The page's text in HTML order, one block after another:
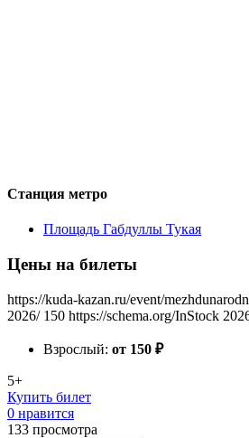
Станция метро
Площадь Габдуллы Тукая
Цены на билеты
https://kuda-kazan.ru/event/
2026/ 150 https://schema.org/InStock
Взрослый: от 150 ₽
5+
Купить билет
0 нравится
133 просмотра